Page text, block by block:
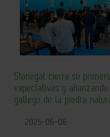
Stonegal cierra su
expectativas y
gallego de la piedra
2025-06-06